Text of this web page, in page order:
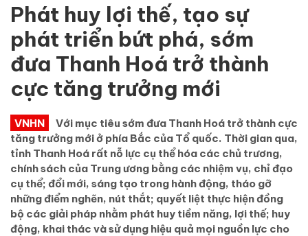
Phát huy lợi thế, tạo sự
phát triển bứt phá, sớm
đưa Thanh Hoá trở thành
cực tăng trưởng mới
VNHN
Với mục tiêu sớm đưa Thanh Hoá trở thành cực
tăng trưởng mới ở phía Bắc của Tổ quốc. Thời gian qua,
tỉnh Thanh Hoá rất nỗ lực cụ thể hóa các chủ trương,
chính sách của Trung ương bằng các nhiệm vụ, chỉ đạo
cụ thể; đổi mới, sáng tạo trong hành động, tháo gỡ
những điểm nghẽn, nút thắt; quyết liệt thực hiện đồng
bộ các giải pháp nhằm phát huy tiềm năng, lợi thế; huy
động, khai thác và sử dụng hiệu quả mọi nguồn lực cho